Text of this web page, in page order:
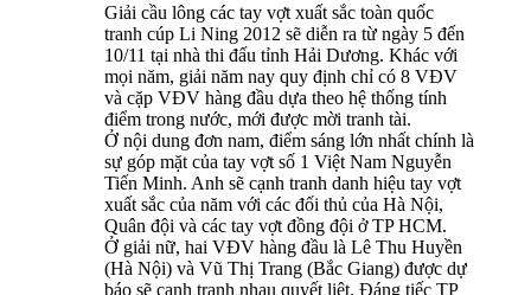
Giải cầu lông các tay vợt xuất sắc toàn quốc
tranh cúp Li Ning 2012 sẽ diễn ra từ ngày 5 đến
10/11 tại nhà thi đấu tỉnh Hải Dương. Khác với
mọi năm, giải năm nay quy định chỉ có 8 VĐV
và cặp VĐV hàng đầu dựa theo hệ thống tính
điểm trong nước, mới được mời tranh tài.
Ở nội dung đơn nam, điểm sáng lớn nhất chính là
sự góp mặt của tay vợt số 1 Việt Nam Nguyễn
Tiến Minh. Anh sẽ cạnh tranh danh hiệu tay vợt
xuất sắc của năm với các đối thủ của Hà Nội,
Quân đội và các tay vợt đồng đội ở TP HCM.
Ở giải nữ, hai VĐV hàng đầu là Lê Thu Huyền
(Hà Nội) và Vũ Thị Trang (Bắc Giang) được dự
báo sẽ cạnh tranh nhau quyết liệt. Đáng tiếc TP